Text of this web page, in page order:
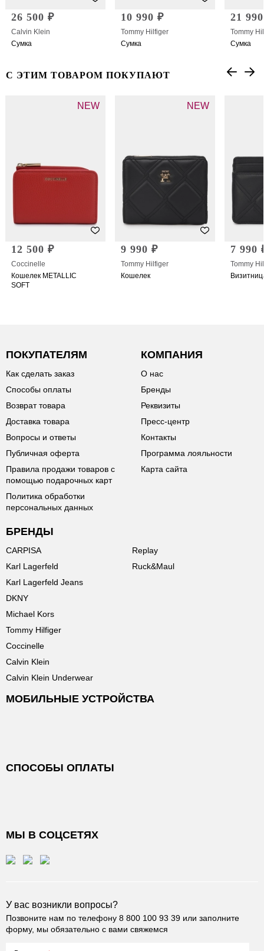
26 500 ₽
Calvin Klein
Сумка
10 990 ₽
Tommy Hilfiger
Сумка
21
Tommy
Сумка
С ЭТИМ ТОВАРОМ ПОКУПАЮТ
NEW
12 500 ₽
Coccinelle
Кошелек METALLIC
SOFT
NEW
9 990 ₽
Tommy Hilfiger
Кошелек
7 990
Tommy
ПОКУПАТЕЛЯМ
Как сделать заказ
Способы оплаты
Возврат товара
Доставка товара
Вопросы и ответы
Публичная оферта
Правила продажи товаров с
помощью подарочных карт
Политика обработки
персональных данных
КОМПАНИЯ
О нас
Бренды
Реквизиты
Пресс-центр
Контакты
Программа лояльности
Карта сайта
БРЕНДЫ
CARPISA
Karl Lagerfeld
Karl Lagerfeld Jeans
DKNY
Michael Kors
Tommy Hilfiger
Coccinelle
Calvin Klein
Calvin Klein Underwear
Replay
Ruck&Maul
МОБИЛЬНЫЕ УСТРОЙСТВА
СПОСОБЫ ОПЛАТЫ
МЫ В СОЦСЕТЯХ
У вас возникли вопросы?
Позвоните нам по телефону 8 800 100 93 39 или заполните
форму, мы обязательно с вами свяжемся